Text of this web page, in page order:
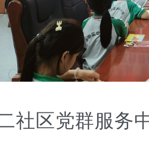
社区党群服务